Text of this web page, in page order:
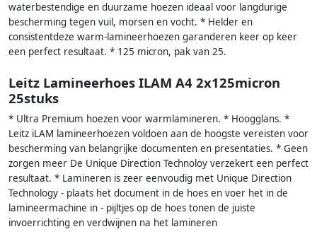
waterbestendige en duurzame hoezen ideaal voor langdurige
bescherming tegen vuil, morsen en vocht. * Helder en
consistentdeze warm-lamineerhoezen garanderen keer op keer
een perfect resultaat. * 125 micron, pak van 25.
Leitz Lamineerhoes ILAM A4 2x125micron
25stuks
* Ultra Premium hoezen voor warmlamineren. * Hoogglans. *
Leitz iLAM lamineerhoezen voldoen aan de hoogste vereisten voor
bescherming van belangrijke documenten en presentaties. * Geen
zorgen meer De Unique Direction Technoloy verzekert een perfect
resultaat. * Lamineren is zeer eenvoudig met Unique Direction
Technology - plaats het document in de hoes en voer het in de
lamineermachine in - pijltjes op de hoes tonen de juiste
invoerrichting en verdwijnen na het lamineren